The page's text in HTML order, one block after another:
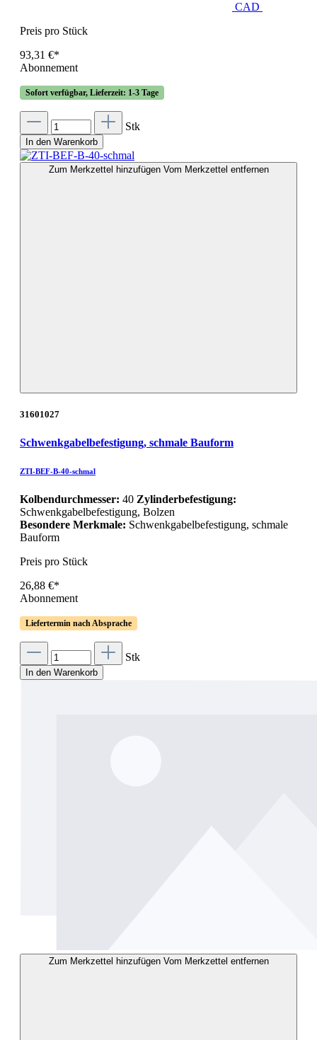
CAD
Preis pro Stück
93,31 €*
Abonnement
Sofort verfügbar, Lieferzeit: 1-3 Tage
Stk
In den Warenkorb
Zum Merkzettel hinzufügen Vom Merkzettel entfernen
31601027
Schwenkgabelbefestigung, schmale Bauform
ZTI-BEF-B-40-schmal
Kolbendurchmesser: 40 Zylinderbefestigung:
Schwenkgabelbefestigung, Bolzen
Besondere Merkmale: Schwenkgabelbefestigung, schmale
Bauform
Preis pro Stück
26,88 €*
Abonnement
Liefertermin nach Absprache
Stk
In den Warenkorb
Zum Merkzettel hinzufügen Vom Merkzettel entfernen